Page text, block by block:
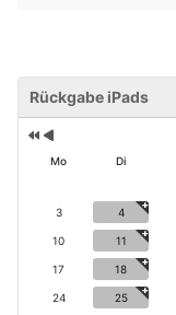
Rückgabe iPads
V
o
r
h
V
o
r
h
M
Mo Di
3 4
10 11
17 18
24 25